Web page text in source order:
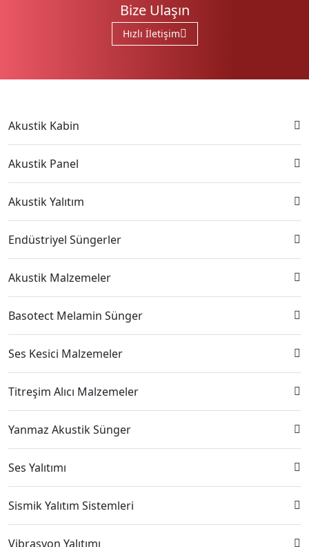
Bize Ulaşın
Hızlı İletişim
Akustik Kabin
Akustik Panel
Akustik Yalıtım
Endüstriyel Süngerler
Akustik Malzemeler
Basotect Melamin Sünger
Ses Kesici Malzemeler
Titreşim Alıcı Malzemeler
Yanmaz Akustik Sünger
Ses Yalıtımı
Sismik Yalıtım Sistemleri
Vibrasyon Yalıtımı